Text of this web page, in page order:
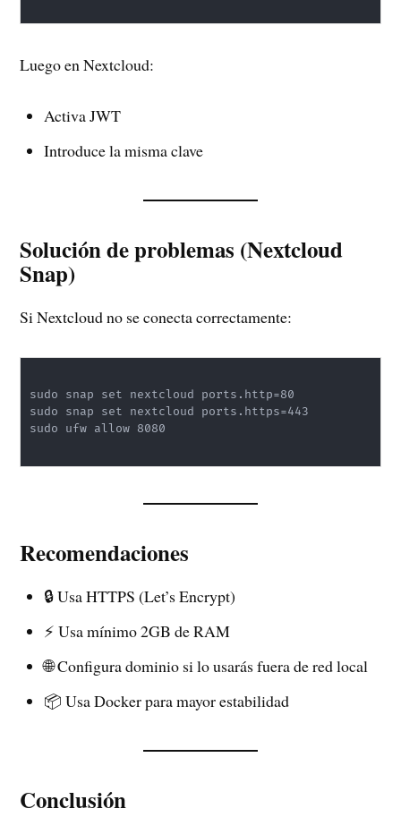
Luego en Nextcloud:
Activa JWT
Introduce la misma clave
Solución de problemas (Nextcloud
Snap)
Si Nextcloud no se conecta correctamente:
sudo snap set nextcloud ports.http=80
sudo snap set nextcloud ports.https=443
sudo ufw allow 8080
Recomendaciones
🔒 Usa HTTPS (Let’s Encrypt)
⚡ Usa mínimo 2GB de RAM
🌐 Configura dominio si lo usarás fuera de red local
📦 Usa Docker para mayor estabilidad
Conclusión